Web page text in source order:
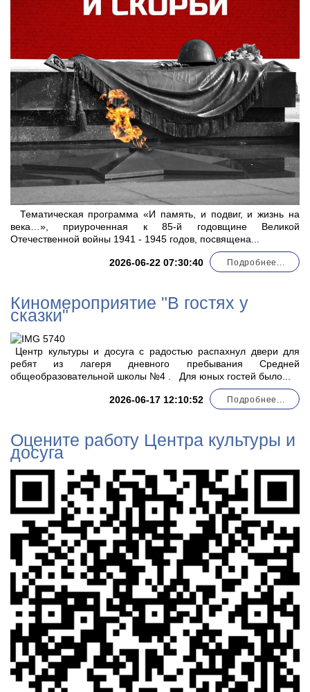
2026-06-22 07:30:40
Тематическая программа «И память, и подвиг, и жизнь на
века…», приуроченная к 85-й годовщине Великой
Отечественной войны 1941 - 1945 годов, посвящена...
Подробнее...
Киномероприятие "В гостях у
сказки"
2026-06-17 12:10:52
Центр культуры и досуга с радостью распахнул двери для
ребят из лагеря дневного пребывания Средней
общеобразовательной школы №4 . Для юных гостей было...
Подробнее...
Оцените работу Центра культуры и
досуга